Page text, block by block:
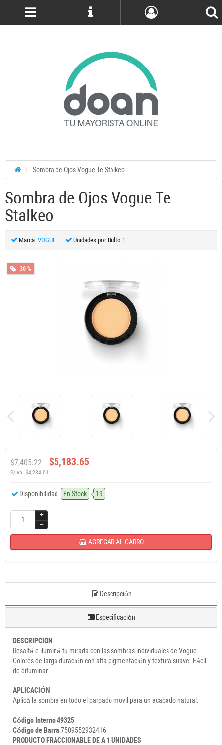
Sombra de Ojos Vogue Te Stalkeo
Sombra de Ojos Vogue Te
Stalkeo
Marca: VOGUE Unidades por Bulto 1
-30 %
$7,405.22 $5,183.65
S/Iva: $4,284.01
Disponibilidad: En Stock 19
AGREGAR AL CARRO
Descripción
Especificación
DESCRIPCION
Resaltá e iluminá tu mirada con las sombras individuales de Vogue.
Colores de larga duración con alta pigmentación y textura suave. Fácil
de difuminar.
APLICACIÓN
Aplicá la sombra en todo el parpado movil para un acabado natural.
Código Interno 49325
Código de Barra 7509552932416
PRODUCTO FRACCIONABLE DE A 1 UNIDADES